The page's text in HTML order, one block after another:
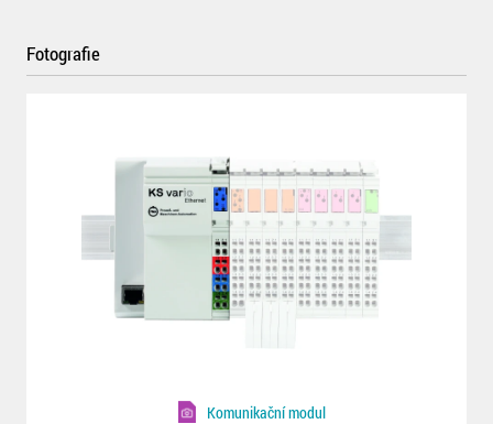
Fotografie
Komunikační modul